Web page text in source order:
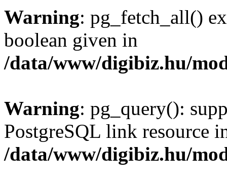
Warning: pg_fetch_all()
boolean given in
/data/www/digibiz.hu/
Warning: pg_query():
PostgreSQL link resource
/data/www/digibiz.hu/